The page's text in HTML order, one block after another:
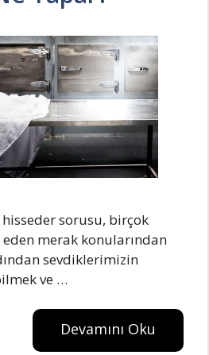
sorusu, birçok
merak konularından
sevdiklerimizin
ve …
Devamını Oku